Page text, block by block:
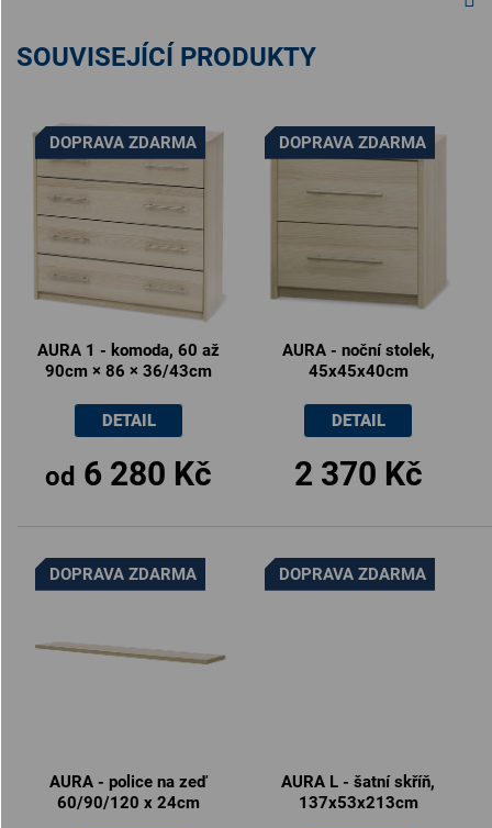
SOUVISEJÍCÍ PRODUKTY
DOPRAVA ZDARMA
AURA 1 - komoda, 60 až
90cm × 86 × 36/43cm
od 6 280 Kč
DETAIL
DOPRAVA ZDARMA
AURA - noční stolek,
45x45x40cm
2 370 Kč
DETAIL
DOPRAVA ZDARMA
AURA - police na zeď
60/90/120 x 24cm
DOPRAVA ZDARMA
AURA L - šatní skříň,
137x53x213cm